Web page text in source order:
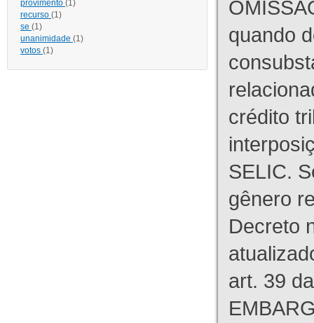
provimento (1)
recurso (1)
se (1)
unanimidade (1)
votos (1)
quando
crédito
SELIC.
gênero
Decreto
art. 39